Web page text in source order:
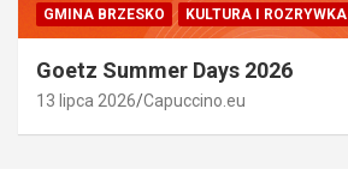
GMINA BRZESKO KULTURA I ROZRYWKA
Goetz Summer Days 2026
13 lipca 2026 Capuccino.eu